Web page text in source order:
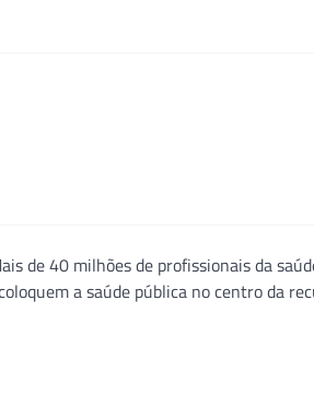
de 40 milhões de profissionais da
a saúde pública no centro da